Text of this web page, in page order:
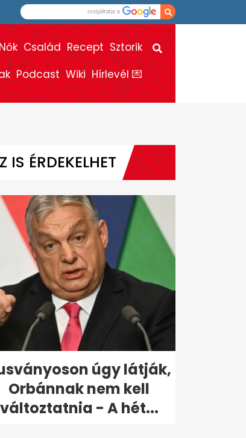
Nők Család Recept Sztorik
Podcast Wiki Hírlevél 💌
IS ÉRDEKELHET
úgy látják,
Orbánnak nem kell
változtatnia - A hét...